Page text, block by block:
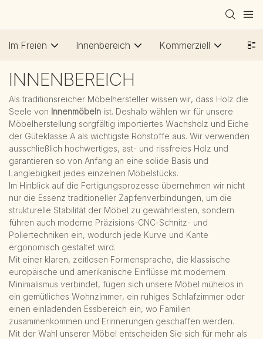
Im Freien Innenbereich Kommerziell
INNENBEREICH
Als traditionsreicher Möbelhersteller wissen wir, dass Holz die
Seele von Innenmöbeln ist. Deshalb wählen wir für unsere
Möbelherstellung sorgfältig importiertes Wachsholz und Eiche
der Güteklasse A als wichtigste Rohstoffe aus. Wir verwenden
ausschließlich hochwertiges, ast- und rissfreies Holz und
garantieren so von Anfang an eine solide Basis und
Langlebigkeit jedes einzelnen Möbelstücks.
Im Hinblick auf die Fertigungsprozesse übernehmen wir nicht
nur die Essenz traditioneller Zapfenverbindungen, um die
strukturelle Stabilität der Möbel zu gewährleisten, sondern
führen auch moderne Präzisions-CNC-Schnitz- und
Poliertechniken ein, wodurch jede Kurve und Kante
ergonomisch gestaltet wird.
Mit einer klaren, zeitlosen Formensprache, die klassische
europäische und amerikanische Einflüsse mit modernem
Minimalismus verbindet, fügen sich unsere Möbel mühelos in
ein gemütliches Wohnzimmer, ein ruhiges Schlafzimmer oder
einen einladenden Essbereich ein, wo Familien
zusammenkommen und Erinnerungen geschaffen werden.
Mit der Wahl unserer Möbel entscheiden Sie sich für mehr als